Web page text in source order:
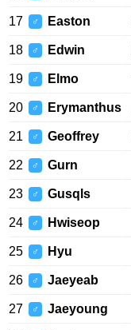
17 ♂ Easton
18 ♂ Edwin
19 ♂ Elmo
20 ♂ Erymanthus
21 ♂ Geoffrey
22 ♂ Gurn
23 ♂ Gusqls
24 ♂ Hwiseop
25 ♂ Hyu
26 ♂ Jaeyeab
27 ♂ Jaeyoung